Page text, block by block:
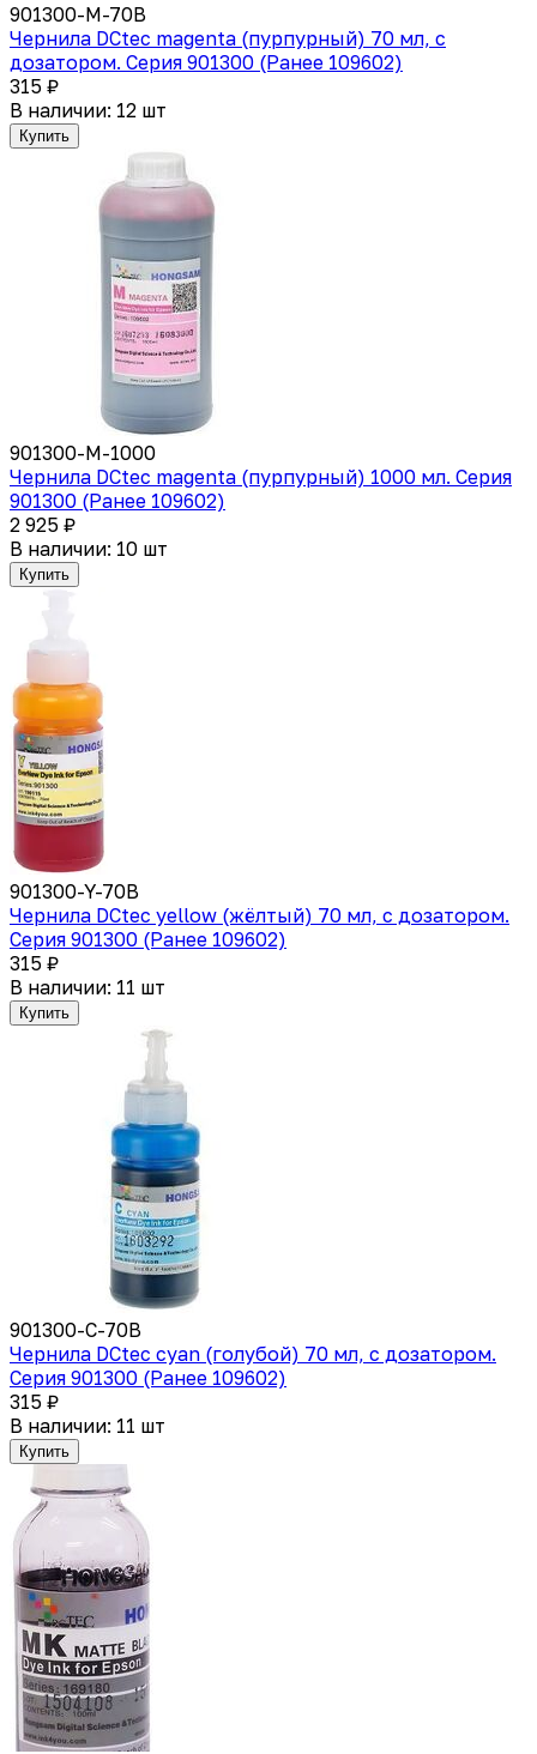
901300-M-70B
Чернила DCtec magenta (пурпурный) 70 мл, с
дозатором. Серия 901300 (Ранее 109602)
315 ₽
В наличии: 12 шт
Купить
901300-M-1000
Чернила DCtec magenta (пурпурный) 1000 мл. Серия
901300 (Ранее 109602)
2 925 ₽
В наличии: 10 шт
Купить
901300-Y-70B
Чернила DCtec yellow (жёлтый) 70 мл, с дозатором.
Серия 901300 (Ранее 109602)
315 ₽
В наличии: 11 шт
Купить
901300-C-70B
Чернила DCtec сyan (голубой) 70 мл, с дозатором.
Серия 901300 (Ранее 109602)
315 ₽
В наличии: 11 шт
Купить